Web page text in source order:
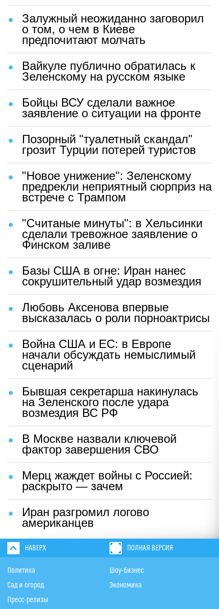
Залужный неожиданно заговорил
о том, о чем в Киеве
предпочитают молчать
Вайкуле публично обратилась к
Зеленскому на русском языке
Бойцы ВСУ сделали важное
заявление о ситуации на фронте
Позорный "туалетный скандал"
грозит Турции потерей туристов
"Новое унижение": Зеленскому
предрекли неприятный сюрприз на
встрече с Трампом
"Считаные минуты": в Хельсинки
сделали тревожное заявление о
Финском заливе
Базы США в огне: Иран нанес
сокрушительный удар возмездия
Любовь Аксенова впервые
высказалась о роли порноактрисы
Война США и ЕС: в Европе
начали обсуждать немыслимый
сценарий
Бывшая секретарша накинулась
на Зеленского после удара
возмездия ВС РФ
В Москве назвали ключевой
фактор завершения СВО
Мерц жаждет войны с Россией:
раскрыто — зачем
Иран разгромил логово
американцев
НАВЕРХ ПОЛНАЯ ВЕРСИЯ
Политика
Сад и огород
Пресс-релизы
Шоу-бизнес
Экономика